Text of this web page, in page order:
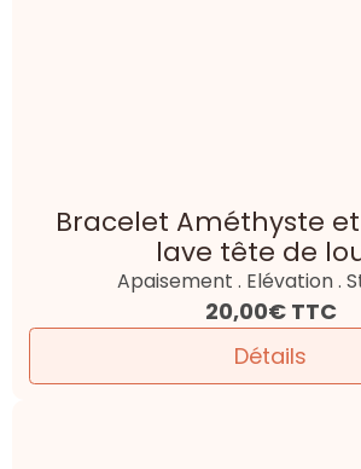
Bracelet Améthyste
lave tête de
Apaisement . Elévation .
20,00€ TTC
Détails